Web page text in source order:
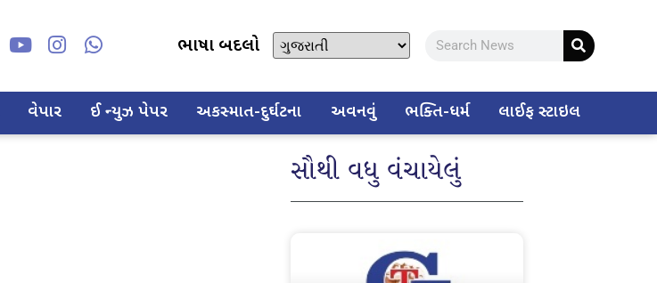
ભાષા બદલો
વેપાર ઈ ન્યુઝ પેપર અકસ્માત-દુર્ઘટના અવનવું ભક્તિ-ધર્મ લાઈફ સ્ટાઇલ
સૌથી વધુ વંચાયેલું